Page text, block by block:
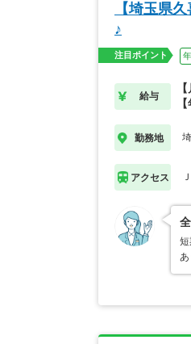
【埼玉県
♪
注目ポイント
給与
勤務地
アクセス